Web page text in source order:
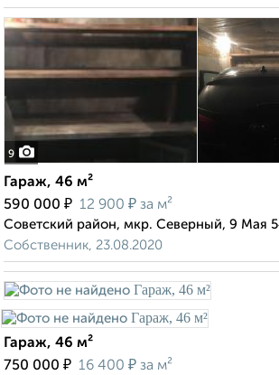
9
Гараж, 46 м²
590 000 ₽ 12 900 ₽ за м²
Советский район, мкр. Северный, 9 Мая
Собственник, 23.08.2020
Гараж, 46 м²
750 000 ₽ 16 400 ₽ за м²